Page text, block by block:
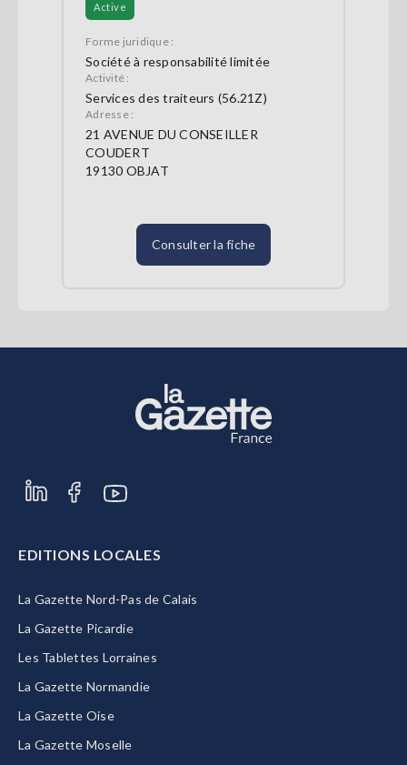
Active
Forme juridique :
Société à responsabilité limitée
Activité :
Services des traiteurs (56.21Z)
Adresse :
21 AVENUE DU CONSEILLER
COUDERT
19130 OBJAT
Consulter la fiche
EDITIONS LOCALES
La Gazette Nord-Pas de Calais
La Gazette Picardie
Les Tablettes Lorraines
La Gazette Normandie
La Gazette Oise
La Gazette Moselle